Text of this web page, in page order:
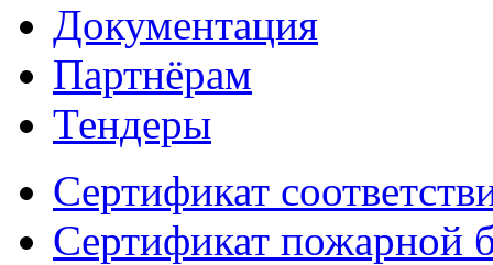
Документация
Партнёрам
Тендеры
Сертификат
Сертификат пожарной